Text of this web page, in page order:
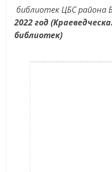
библиотек ЦБСрайона
2022 год
библиотек)